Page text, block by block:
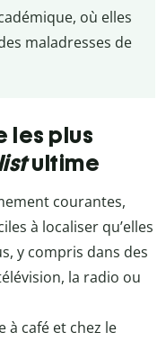
où elles
maladresses de
les plus
ultime
courantes,
à localiser qu’elles
y compris dans des
la radio ou
à café et chez le